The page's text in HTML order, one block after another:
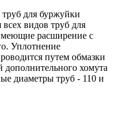
для буржуйки
видов труб для
расширение с
Уплотнение
путем обмазки
дополнительного хомута
диаметры труб - 110 и